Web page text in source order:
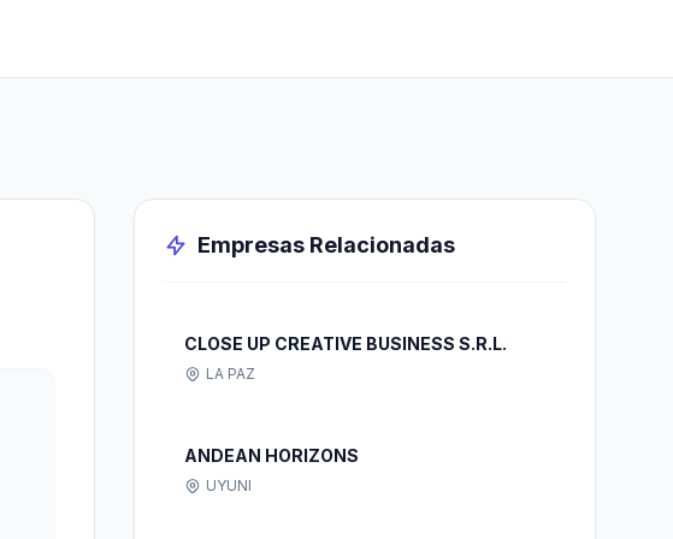
Empresas Relacionadas
CLOSE UP CREATIVE BUSINESS S.R.L.
LA PAZ
ANDEAN HORIZONS
UYUNI